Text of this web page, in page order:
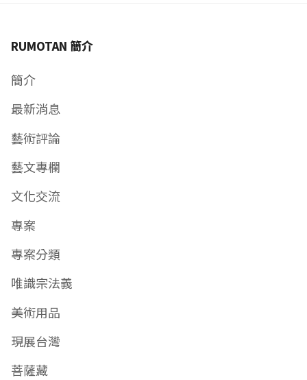
RUMOTAN 簡介
簡介
最新消息
藝術評論
藝文專欄
文化交流
專案
專案分類
唯識宗法義
美術用品
現展台灣
菩薩藏